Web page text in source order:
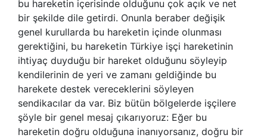
bu hareketin içerisinde olduğunu çok açık ve net
bir şekilde dile getirdi. Onunla beraber değişik
genel kurullarda bu hareketin içinde olunması
gerektiğini, bu hareketin Türkiye işçi hareketinin
ihtiyaç duyduğu bir hareket olduğunu söyleyip
kendilerinin de yeri ve zamanı geldiğinde bu
harekete destek vereceklerini söyleyen
sendikacılar da var. Biz bütün bölgelerde işçilere
şöyle bir genel mesaj çıkarıyoruz: Eğer bu
hareketin doğru olduğuna inanıyorsanız, doğru bir